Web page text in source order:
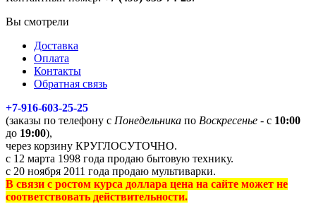
Вы смотрели
Доставка
Оплата
Контакты
Обратная связь
+7-916-603-25-25
(заказы по телефону с Понедельника по Воскресенье - с 10:00
до 19:00),
через корзину КРУГЛОСУТОЧНО.
с 12 марта 1998 года продаю бытовую технику.
с 20 ноября 2011 года продаю мультиварки.
В связи с ростом курса доллара цена на сайте может не
соответствовать действительности.